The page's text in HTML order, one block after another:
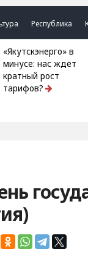
Республика
«Якутскэнерго» в
минусе: нас ждёт
кратный рост
тарифов?